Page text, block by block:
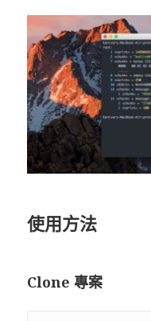
使用方法
Clone 專案